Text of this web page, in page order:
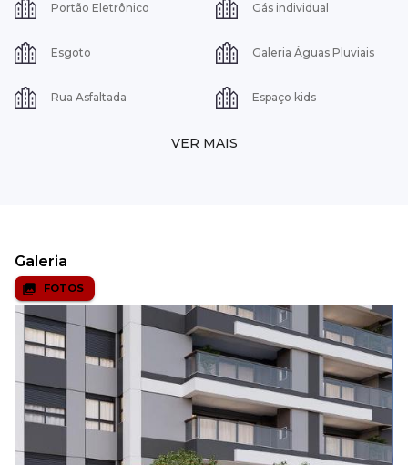
Portão Eletrônico Gás individual
Esgoto Galeria Águas Pluviais
Rua Asfaltada Espaço kids
VER MAIS
Galeria
FOTOS